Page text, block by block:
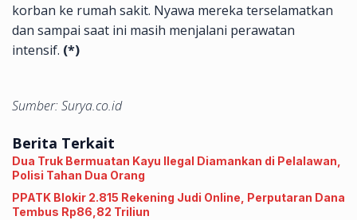
korban ke rumah sakit. Nyawa mereka terselamatkan
dan sampai saat ini masih menjalani perawatan
intensif. (*)
Sumber: Surya.co.id
Berita Terkait
Dua Truk Bermuatan Kayu Ilegal Diamankan di Pelalawan,
Polisi Tahan Dua Orang
PPATK Blokir 2.815 Rekening Judi Online, Perputaran Dana
Tembus Rp86,82 Triliun